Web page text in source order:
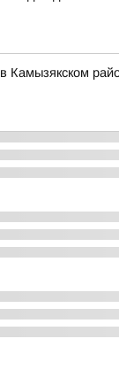
Камызякском